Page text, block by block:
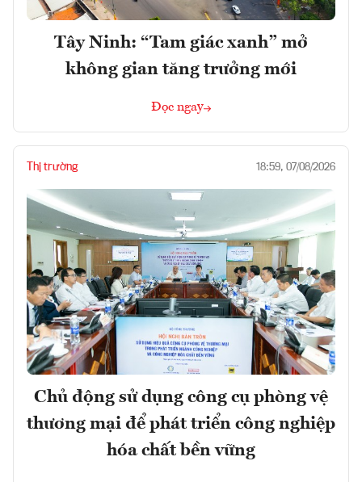
Tây Ninh: “Tam giác xanh” mở
không gian tăng trưởng mới
Đọc ngay
Thị trường 18:59, 07/08/2026
Chủ động sử dụng công cụ phòng vệ
thương mại để phát triển công nghiệp
hóa chất bền vững